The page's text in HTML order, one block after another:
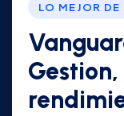
LO MEJOR DE